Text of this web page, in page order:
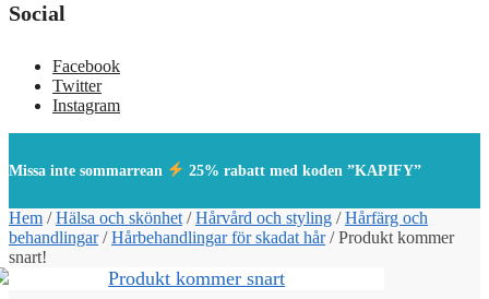
Social
Facebook
Twitter
Instagram
Missa inte sommarrean 25% rabatt med koden ”KAPIFY”
Hem /Hälsa och skönhet /Hårvård och styling /Hårfärg och
behandlingar/Hårbehandlingar för skadat hår/Produkt kommer
snart!